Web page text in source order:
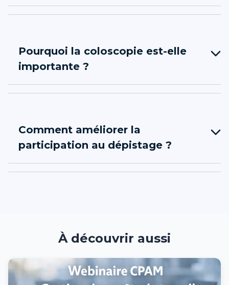
Pourquoi la coloscopie est-elle
importante ?
Comment améliorer la
participation au dépistage ?
À découvrir aussi